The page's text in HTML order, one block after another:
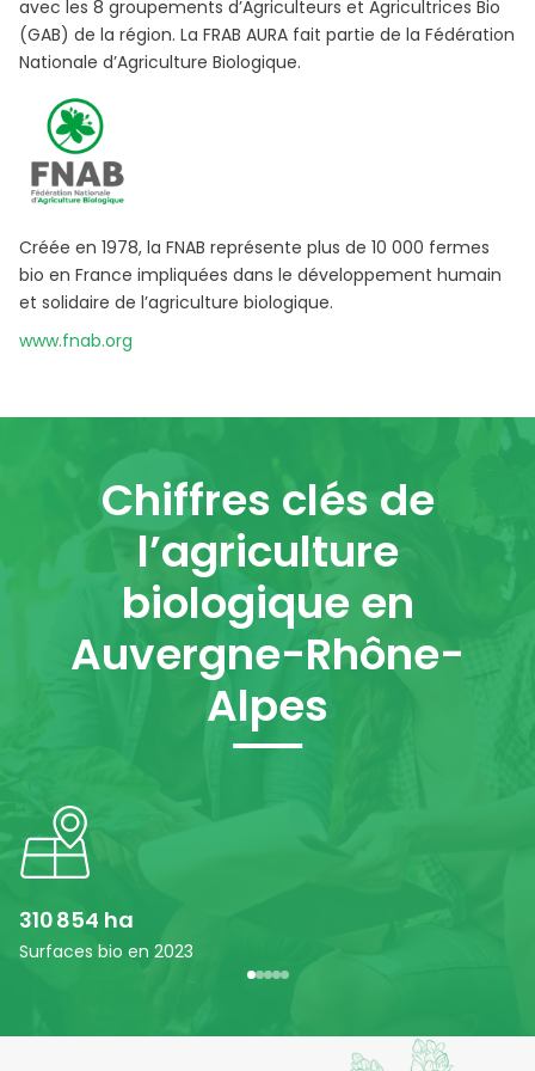
avec les 8 groupements d’Agriculteurs et Agricultrices Bio
(GAB) de la région. La FRAB AURA fait partie de la Fédération
Nationale d’Agriculture Biologique.
Créée en 1978, la FNAB représente plus de 10 000 fermes
bio en France impliquées dans le développement humain
et solidaire de l’agriculture biologique.
www.fnab.org
Chiffres clés de
l’agriculture
biologique en
Auvergne-Rhône-
Alpes
310 854 ha
Surfaces bio en 2023